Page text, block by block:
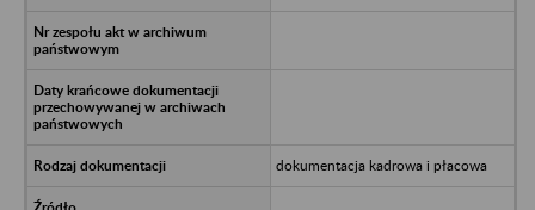
dokumentacja kadrowa i płacowa